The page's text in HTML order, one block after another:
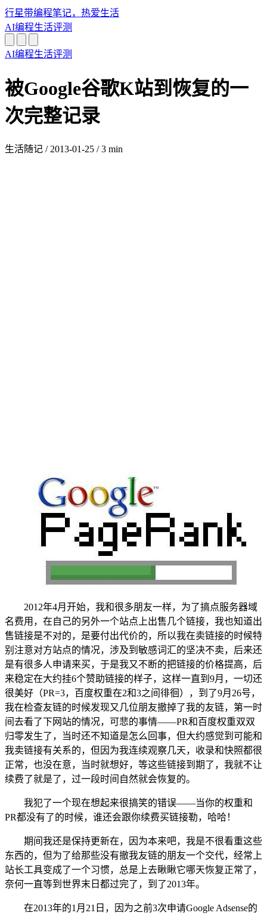
行星带编程笔记，热爱生活
AI编程生活评测
AI编程生活评测
被Google谷歌K站到恢复的一
次完整记录
生活随记 / 2013-01-25 / 3 min
2012年4月开始，我和很多朋友一样，为了搞点服务器域
名费用，在自己的另外一个站点上出售几个链接，我也知道出
售链接是不对的，是要付出代价的，所以我在卖链接的时候特
别注意对方站点的情况，涉及到敏感词汇的坚决不卖，后来还
是有很多人申请来买，于是我又不断的把链接的价格提高，后
来稳定在大约挂6个赞助链接的样子，这样一直到9月，一切还
很美好（PR=3，百度权重在2和3之间徘徊），到了9月26号，
我在检查友链的时候发现又几位朋友撤掉了我的友链，第一时
间去看了下网站的情况，可悲的事情——PR和百度权重双双
归零发生了，当时还不知道是怎么回事，但大约感觉到可能和
我卖链接有关系的，但因为我连续观察几天，收录和快照都很
正常，也没在意，当时就想好，等这些链接到期了，我就不让
续费了就是了，过一段时间自然就会恢复的。
我犯了一个现在想起来很搞笑的错误——当你的权重和
PR都没有了的时候，谁还会跟你续费买链接勒，哈哈！
期间我还是保持更新在，因为本来吧，我是不很看重这些
东西的，但为了给那些没有撤我友链的朋友一个交代，经常上
站长工具变成了一个习惯，总是上去瞅瞅它哪天恢复正常了，
奈何一直等到世界末日都过完了，到了2013年。
在2013年的1月21日，因为之前3次申请Google Adsense的